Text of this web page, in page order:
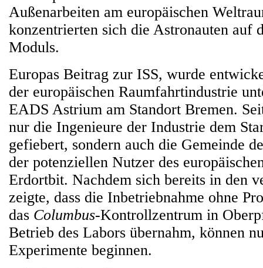
Außenarbeiten am europäischen
konzentrierten sich die Astronauten auf
Moduls.
Europas Beitrag zur ISS, wurde
der europäischen Raumfahrtindustrie
EADS Astrium am Standort Bremen.
nur die Ingenieure der Industrie dem
gefiebert, sondern auch die Gemeinde
der potenziellen Nutzer des
Erdortbit. Nachdem sich bereits in den
zeigte, dass die Inbetriebnahme ohne
das Columbus-Kontrollzentrum in
Betrieb des Labors übernahm, können
Experimente beginnen.